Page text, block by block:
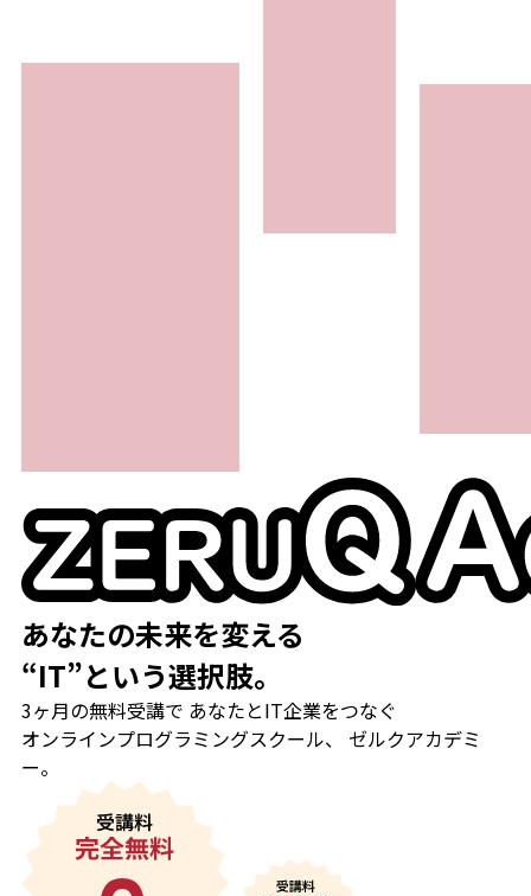
あなたの未来を変える
“IT”という選択肢。
3ヶ月の無料受講で あなたとIT企業をつなぐ
オンラインプログラミングスクール、
ゼルクアカデミ
ー。